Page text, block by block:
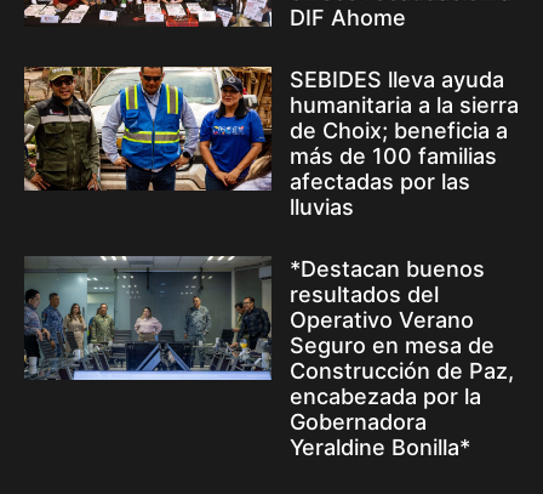
DIF Ahome
SEBIDES lleva ayuda
humanitaria a la sierra
de Choix; beneficia a
más de 100 familias
afectadas por las
lluvias
*Destacan buenos
resultados del
Operativo Verano
Seguro en mesa de
Construcción de Paz,
encabezada por la
Gobernadora
Yeraldine Bonilla*